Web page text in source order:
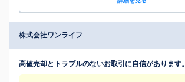
株式会社ワンライフ
高値売却とトラブルのないお取引に自信があります。